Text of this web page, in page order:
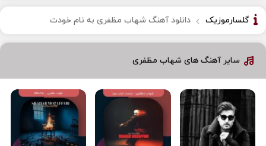
گلسارموزیک دانلود آهنگ شهاب مظفری به نام خودت
سایر آهنگ های شهاب مظفری